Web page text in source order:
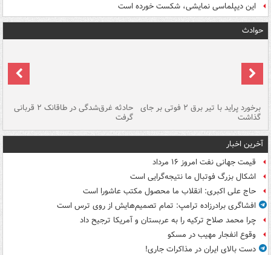
این دیپلماسی نمایشی، شکست خورده است
حوادث
برخورد پراید با تیر برق ۲ فوتی بر جای
گذاشت
حادثه غرق‌شدگی در طاقانک ۲ قربانی
گرفت
آخرین اخبار
قیمت جهانی نفت امروز ۱۶ مرداد
اشکال بزرگ فوتبال ما نتیجه‌گرایی است
حاج علی اکبری: انقلاب ما محصول مکتب عاشورا است
افشاگری برادرزاده ترامپ: تمام تصمیم‌هایش از روی ترس است
چرا محمد صلاح ترکیه را به عربستان و آمریکا ترجیح داد
وقوع انفجار مهیب در مسکو
دست بالای ایران در مذاکرات جاری!